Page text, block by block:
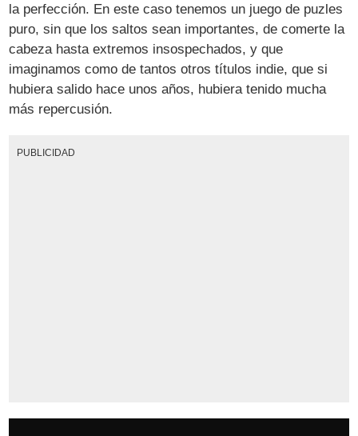
la perfección. En este caso tenemos un juego de puzles
puro, sin que los saltos sean importantes, de comerte la
cabeza hasta extremos insospechados, y que
imaginamos como de tantos otros títulos indie, que si
hubiera salido hace unos años, hubiera tenido mucha
más repercusión.
PUBLICIDAD